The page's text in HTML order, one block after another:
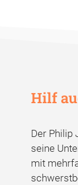
Hilf
Der Philip
seine
mit